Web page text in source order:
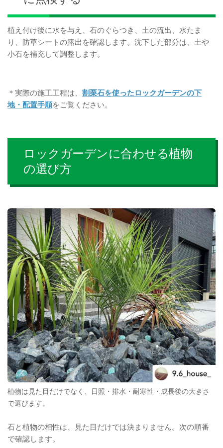
植え付け後に水を与え、石のぐらつき、土の流出、水たま
り、防草シートの露出を確認します。沈下した部分は、土や
小石を補充して調整します。
＊実際の施工工程は、 割栗石を使ったロックガーデンの下
地・配置手順をご覧ください。
ロックガーデンに合わせる植物
の選び方
植物は見た目だけでなく、日照・排水・耐寒性・成長後の大きさ
で選びます。
石と植物の相性は、見た目だけでは決まりません。次の順番
で確認します。